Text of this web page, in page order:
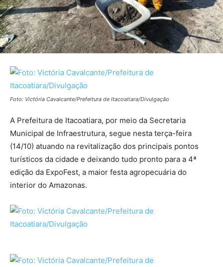
Foto: Victória Cavalcante/Prefeitura de Itacoatiara/Divulgação
A Prefeitura de Itacoatiara, por meio da Secretaria
Municipal de Infraestrutura, segue nesta terça-feira
(14/10) atuando na revitalização dos principais pontos
turísticos da cidade e deixando tudo pronto para a 4ª
edição da ExpoFest, a maior festa agropecuária do
interior do Amazonas.